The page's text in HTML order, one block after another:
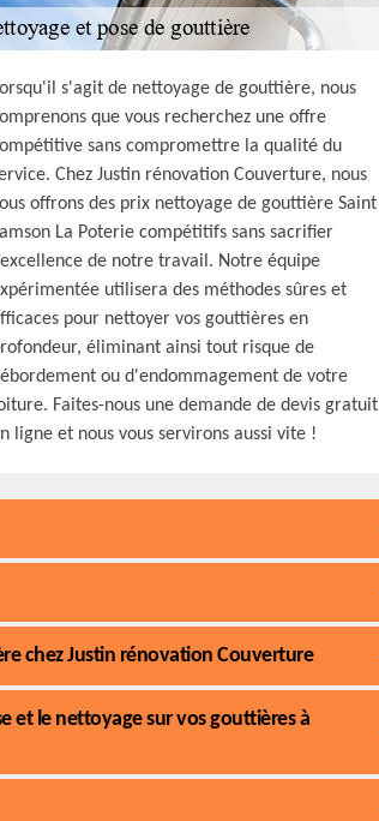
s'agit de nettoyage de gouttière, nous
que vous recherchez une offre
sans compromettre la qualité du
Chez Justin rénovation Couverture, nous
offrons des prix nettoyage de gouttière Saint
La Poterie compétitifs sans sacrifier
de notre travail. Notre équipe
utilisera des méthodes sûres et
pour nettoyer vos gouttières en
éliminant ainsi tout risque de
ou d'endommagement de votre
Faites-nous une demande de devis gratuit
ligne et nous vous servirons aussi vite !
chez Justin rénovation Couverture
et le nettoyage sur vos gouttières à